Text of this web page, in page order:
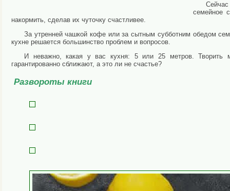
семейное
накормить, сделав их чуточку счастливее.
За утренней чашкой кофе или за сытным субботним обедом
кухне решается большинство проблем и вопросов.
И неважно, какая у вас кухня: 5 или 25 метров. Творить
гарантированно сближают, а это ли не счастье?
Развороты книги